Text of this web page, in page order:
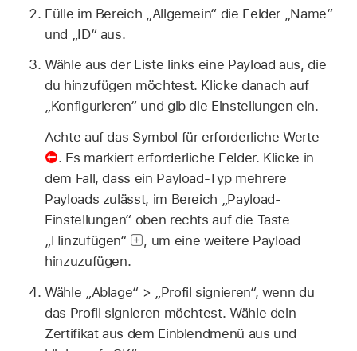
Fülle im Bereich „Allgemein“ die Felder „Name“
und „ID“ aus.
Wähle aus der Liste links eine Payload aus, die
du hinzufügen möchtest. Klicke danach auf
„Konfigurieren“ und gib die Einstellungen ein.
Achte auf das Symbol für erforderliche Werte
. Es markiert erforderliche Felder. Klicke in
dem Fall, dass ein Payload-Typ mehrere
Payloads zulässt, im Bereich „Payload-
Einstellungen“ oben rechts auf die Taste
„Hinzufügen“
, um eine weitere Payload
hinzuzufügen.
Wähle „Ablage“ > „Profil signieren“, wenn du
das Profil signieren möchtest. Wähle dein
Zertifikat aus dem Einblendmenü aus und